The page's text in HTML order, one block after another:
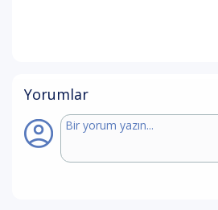
Yorumlar